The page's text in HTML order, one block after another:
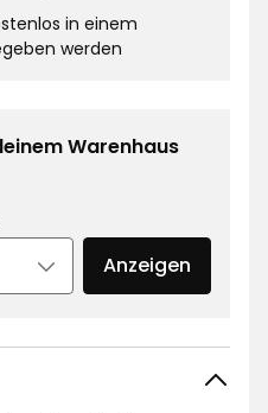
in einem
werden
Warenhaus
Anzeigen